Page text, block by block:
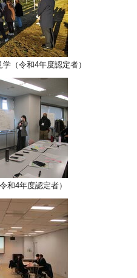
（令和4年度認定者）
和4年度認定者）